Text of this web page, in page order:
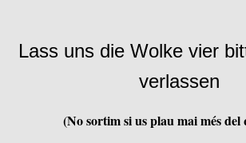
Lass uns die Wolke vier
verlassen
(No sortim si us plau mai més del